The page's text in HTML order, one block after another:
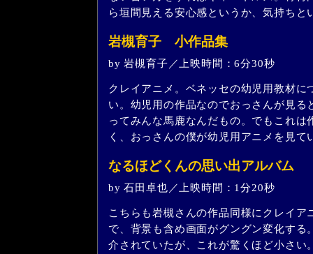
ら垣間見える安心感というか、気持ちと
岩槻育子 小作品集
by 岩槻育子／上映時間：6分30秒
クレイアニメ。ベネッセの幼児用教材に
い。幼児用の作品なのでおっさんが見る
ってみんな馬鹿なんだもの。でもこれは
く、おっさんの僕が幼児用アニメを見て
なるほどくんの思い出アルバム
by 石田卓也／上映時間：1分20秒
こちらも岩槻さんの作品同様にクレイア
で、背景も含め画面がグングン変化する
介されていたが、これが驚くほど小さい